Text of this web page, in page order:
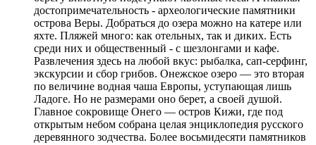
достопримечательность - археологические памятники
острова Веры. Добраться до озера можно на катере или
яхте. Пляжей много: как отельных, так и диких. Есть
среди них и общественный - с шезлонгами и кафе.
Развлечения здесь на любой вкус: рыбалка, сап-серфинг,
экскурсии и сбор грибов. Онежское озеро — это вторая
по величине водная чаша Европы, уступающая лишь
Ладоге. Но не размерами оно берет, а своей душой.
Главное сокровище Онего — остров Кижи, где под
открытым небом собрана целая энциклопедия русского
деревянного зодчества. Более восьмидесяти памятников